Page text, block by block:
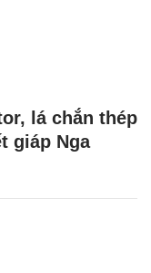
lá chắn thép
giáp Nga